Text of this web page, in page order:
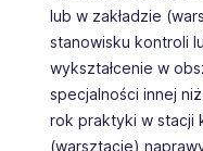
lub w zakładzie
stanowisku kontroli
wykształcenie w
specjalności innej
rok praktyki w stacji
(warsztacie)